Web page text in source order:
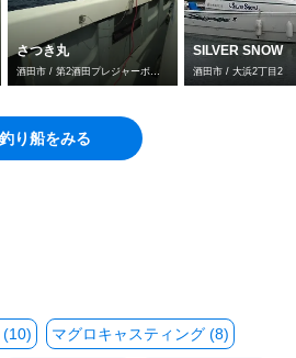
さつき丸
酒田市 / 第2酒田プレジャーボートスポット
SILVER SNOW
酒田市 / 大浜2丁目2
り船をみる
(10) マグロキャスティング (8)